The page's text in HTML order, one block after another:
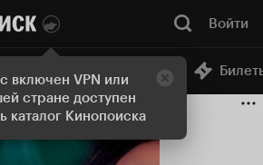
включен VPN или
стране доступен
каталог Кинопоиска
Войти
Онлайн-кинотеатр